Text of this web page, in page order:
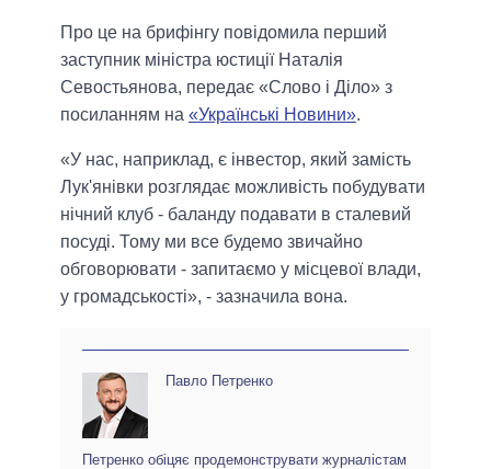
Про це на брифінгу повідомила перший
заступник міністра юстиції Наталія
Севостьянова, передає «Слово і Діло» з
посиланням на «Українські Новини».
«У нас, наприклад, є інвестор, який замість
Лук'янівки розглядає можливість побудувати
нічний клуб - баланду подавати в сталевий
посуді. Тому ми все будемо звичайно
обговорювати - запитаємо у місцевої влади,
у громадськості», - зазначила вона.
Павло Петренко
Петренко обіцяє продемонструвати журналістам